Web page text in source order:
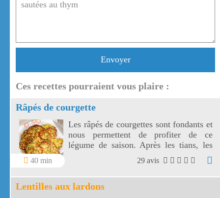
Envoyer
Ces recettes pourraient vous plaire :
Râpés de courgette
40 min
Les râpés de courgettes sont fondants et
nous permettent de profiter de ce
légume de saison. Après les tians, les
gratins, voilà une façon agréable de
préparer vos courgettes!
29 avis
Lentilles aux lardons